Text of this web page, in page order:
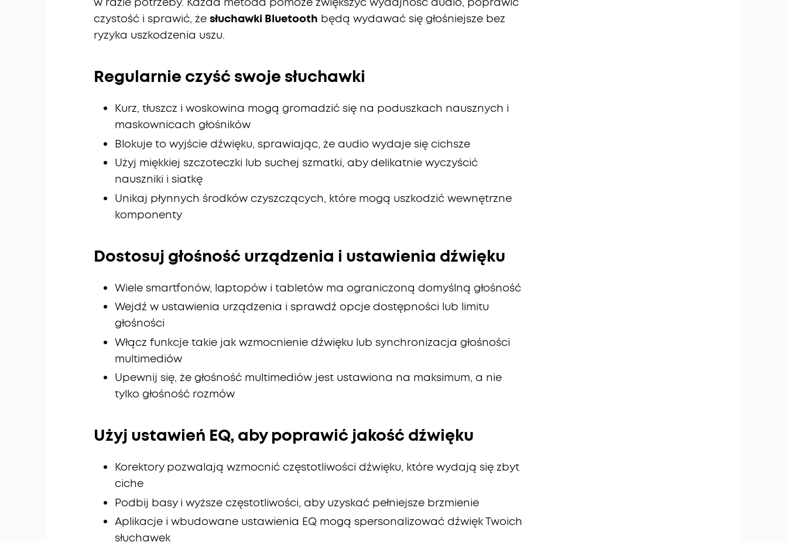
czystość i sprawić, że słuchawki Bluetooth będą wydawać się głośniejsze bez
ryzyka uszkodzenia uszu.
Regularnie czyść swoje słuchawki
Kurz, tłuszcz i woskowina mogą gromadzić się na poduszkach nausznych i
maskownicach głośników
Blokuje to wyjście dźwięku, sprawiając, że audio wydaje się cichsze
Użyj miękkiej szczoteczki lub suchej szmatki, aby delikatnie wyczyścić
nauszniki i siatkę
Unikaj płynnych środków czyszczących, które mogą uszkodzić wewnętrzne
komponenty
Dostosuj głośność urządzenia i ustawienia dźwięku
Wiele smartfonów, laptopów i tabletów ma ograniczoną domyślną głośność
Wejdź w ustawienia urządzenia i sprawdź opcje dostępności lub limitu
głośności
Włącz funkcje takie jak wzmocnienie dźwięku lub synchronizacja głośności
multimediów
Upewnij się, że głośność multimediów jest ustawiona na maksimum, a nie
tylko głośność rozmów
Użyj ustawień EQ, aby poprawić jakość dźwięku
Korektory pozwalają wzmocnić częstotliwości dźwięku, które wydają się zbyt
ciche
Podbij basy i wyższe częstotliwości, aby uzyskać pełniejsze brzmienie
Aplikacje i wbudowane ustawienia EQ mogą spersonalizować dźwięk Twoich
słuchawek